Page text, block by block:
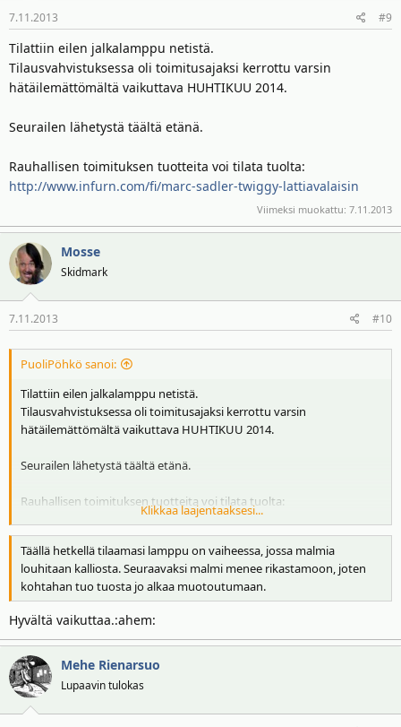
7.11.2013 #9
Tilattiin eilen jalkalamppu netistä.
Tilausvahvistuksessa oli toimitusajaksi kerrottu varsin
hätäilemättömältä vaikuttava HUHTIKUU 2014.
Seurailen lähetystä täältä etänä.
Rauhallisen toimituksen tuotteita voi tilata tuolta:
http://www.infurn.com/fi/marc-sadler-twiggy-lattiavalaisin
Viimeksi muokattu: 7.11.2013
Mosse
Skidmark
7.11.2013 #10
PuoliPöhkö sanoi:
Tilattiin eilen jalkalamppu netistä.
Tilausvahvistuksessa oli toimitusajaksi kerrottu varsin
hätäilemättömältä vaikuttava HUHTIKUU 2014.
Seurailen lähetystä täältä etänä.
Rauhallisen toimituksen tuotteita voi tilata tuolta:
http://www.infurn.com/fi/marc-sadler-twiggy-lattiavalaisin
Klikkaa laajentaaksesi...
Täällä hetkellä tilaamasi lamppu on vaiheessa, jossa malmia
louhitaan kalliosta. Seuraavaksi malmi menee rikastamoon, joten
kohtahan tuo tuosta jo alkaa muotoutumaan.
Hyvältä vaikuttaa.:ahem:
Mehe Rienarsuo
Lupaavin tulokas